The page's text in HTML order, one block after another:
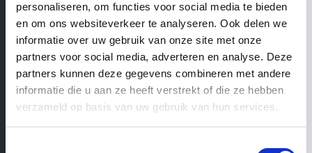
personaliseren, om functies voor social media te bieden
en om ons websiteverkeer te analyseren. Ook delen we
informatie over uw gebruik van onze site met onze
partners voor social media, adverteren en analyse. Deze
partners kunnen deze gegevens combineren met andere
informatie die u aan ze heeft verstrekt of die ze hebben
verzameld op basis van uw gebruik van hun services.
WEBSHOP— ’T ACHTERHUIS
Stoves
View similar categories
Cast iron radiators